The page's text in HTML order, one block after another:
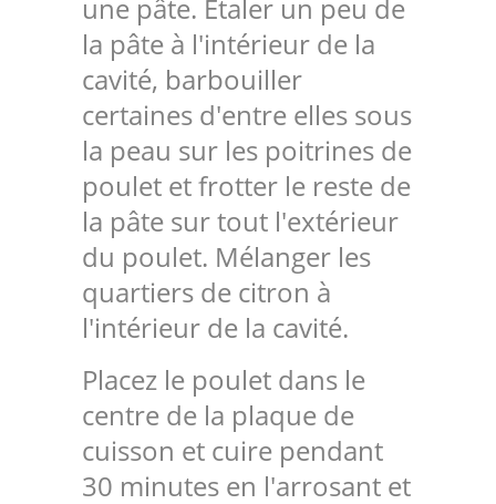
une pâte. Étaler un peu de
la pâte à l'intérieur de la
cavité, barbouiller
certaines d'entre elles sous
la peau sur les poitrines de
poulet et frotter le reste de
la pâte sur tout l'extérieur
du poulet. Mélanger les
quartiers de citron à
l'intérieur de la cavité.
Placez le poulet dans le
centre de la plaque de
cuisson et cuire pendant
30 minutes en l'arrosant et